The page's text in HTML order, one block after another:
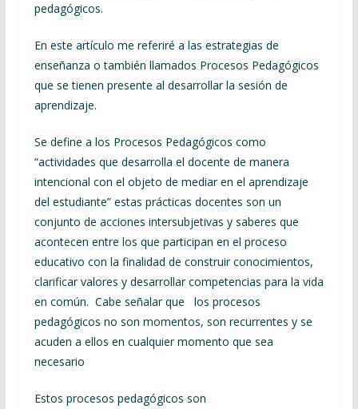
pedagógicos.
En este artículo me referiré a las estrategias de
enseñanza o también llamados Procesos Pedagógicos
que se tienen presente al desarrollar la sesión de
aprendizaje.
Se define a los Procesos Pedagógicos como
“actividades que desarrolla el docente de manera
intencional con el objeto de mediar en el aprendizaje
del estudiante” estas prácticas docentes son un
conjunto de acciones intersubjetivas y saberes que
acontecen entre los que participan en el proceso
educativo con la finalidad de construir conocimientos,
clarificar valores y desarrollar competencias para la vida
en común. Cabe señalar que los procesos
pedagógicos no son momentos, son recurrentes y se
acuden a ellos en cualquier momento que sea
necesario
Estos procesos pedagógicos son